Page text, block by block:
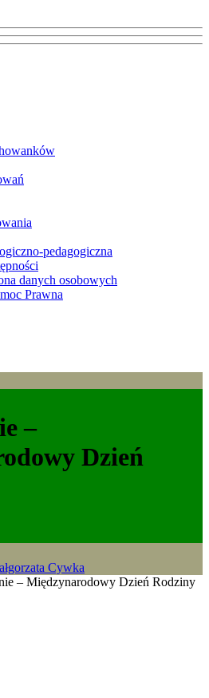
pedagogiczna
danych osobowych
Prawna
–
Dzień
Cywka
– Międzynarodowy Dzień Rodziny